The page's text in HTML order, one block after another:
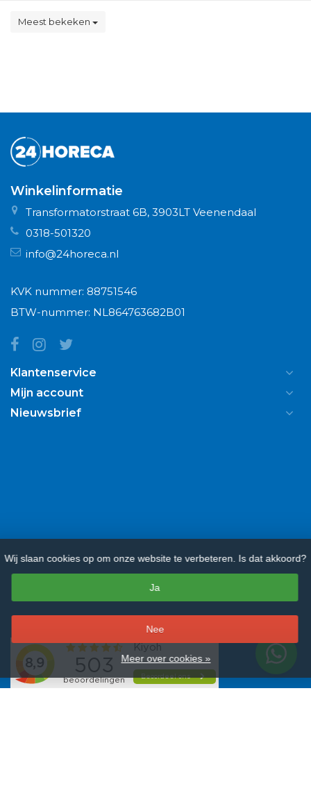
Meest bekeken
Winkelinformatie
Transformatorstraat 6B, 3903LT Veenendaal
0318-501320
info@24horeca.nl
KVK nummer: 88751546
BTW-nummer: NL864763682B01
Klantenservice
Mijn account
Nieuwsbrief
Wij slaan cookies op om onze website te verbeteren. Is dat akkoord?
Ja
Nee
Meer over cookies »